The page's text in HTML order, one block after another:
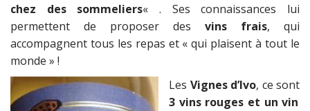
chez des sommeliers« . Ses connaissances lui
permettent de proposer des vins frais, qui
accompagnent tous les repas et « qui plaisent à tout le
monde » !
Les Vignes d’Ivo, ce sont
3 vins rouges et un vin